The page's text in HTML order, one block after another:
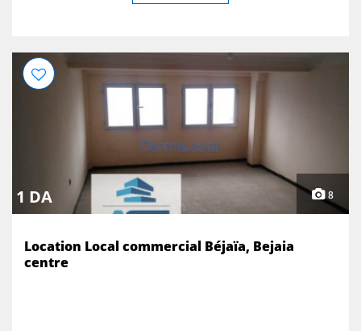
1 DA 8
Location Local commercial Béjaïa, Bejaia
centre